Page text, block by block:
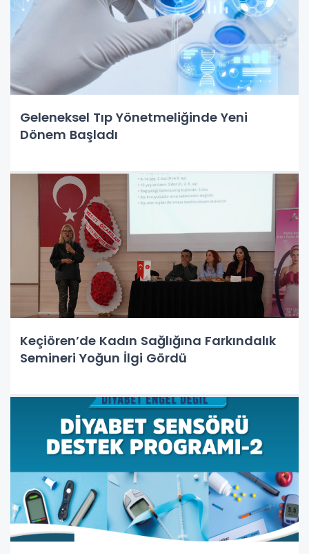
Geleneksel Tıp Yönetmeliğinde Yeni
Dönem Başladı
Keçiören’de Kadın Sağlığına Farkındalık
Semineri Yoğun İlgi Gördü